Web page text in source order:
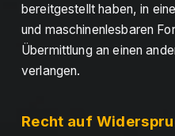
bereitgestellt haben, in
und maschinenlesbaren
Übermittlung an einen
verlangen.
Recht auf